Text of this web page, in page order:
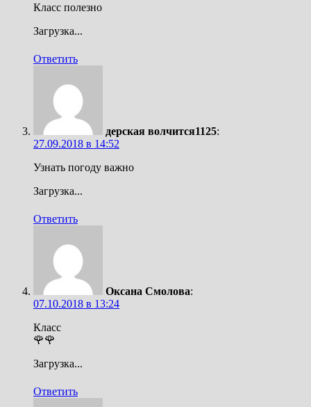
Класс полезно
Загрузка...
Ответить
дерская волчится1125:
27.09.2018 в 14:52
Узнать погоду важно
Загрузка...
Ответить
Оксана Смолова:
07.10.2018 в 13:24
Класс
🌹🌹
Загрузка...
Ответить